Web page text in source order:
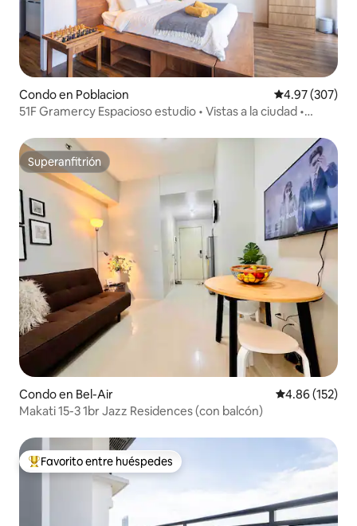
Condo en Poblacion Calificación
4.97 (307)
51F Gramercy Espacioso estudio • Vistas a la ciudad •
Superanfitrión
Superanfitrión
Condo en Bel-Air Calificación
4.86 (152)
Makati 15-3 1br Jazz Residences (con balcón)
Favorito entre huéspedes preferido
Favorito entre huéspedes